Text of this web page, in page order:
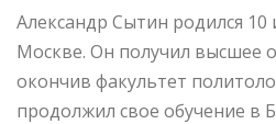
Александр Сытин родился 10
Москве. Он получил
окончив факультет
продолжил свое обучение в